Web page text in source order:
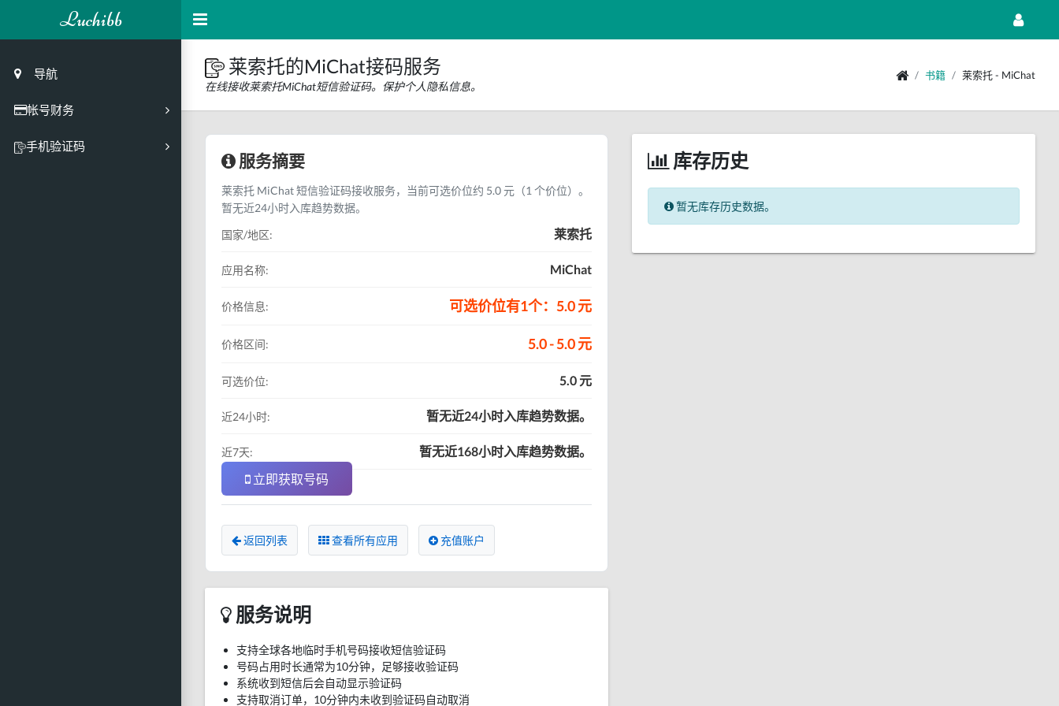
Luchibb
导航
帐号财务
充值
手机验证码
莱索托的MiChat接码服务
在线接收莱索托MiChat短信验证码。保护个人隐私信息。
书籍 莱索托 - MiChat
服务摘要
莱索托 MiChat 短信验证码接收服务，当前可选价位约 5.0 元（1 个价位）。
暂无近24小时入库趋势数据。
国家/地区:
莱索托
应用名称: MiChat
价格信息: 可选价位有1个：5.0 元
价格区间: 5.0 - 5.0 元
可选价位: 5.0 元
近24小时: 暂无近24小时入库趋势数据。
近7天:
暂无近168小时入库趋势数据。
立即获取号码
返回列表 查看所有应用 充值账户
服务说明
支持全球各地临时手机号码接收短信验证码
号码占用时长通常为10分钟，足够接收验证码
系统收到短信后会自动显示验证码
支持取消订单，10分钟内未收到验证码自动取消
库存历史
暂无库存历史数据。